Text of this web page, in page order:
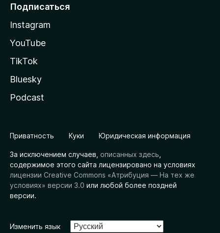
Подписаться
Instagram
YouTube
TikTok
Bluesky
Podcast
Приватность Куки Юридическая информация
За исключением случаев, описанных здесь
содержимое этого сайта лицензировано на условиях
лицензии Creative Commons «Атрибуция — На тех же
условиях» версии 3.0 или любой более поздней
версии.
Изменить язык